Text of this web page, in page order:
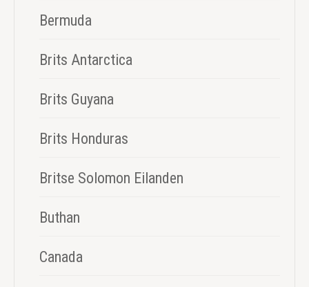
Bermuda
Brits Antarctica
Brits Guyana
Brits Honduras
Britse Solomon Eilanden
Buthan
Canada